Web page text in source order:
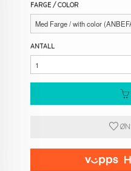
FARGE / COLOR
ANTALL